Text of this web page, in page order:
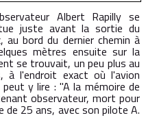
Albert Rapilly se
juste avant la sortie du
au bord du dernier chemin à
mètres ensuite sur la
se trouvait, un peu plus au
à l'endroit exact où l'avion
y lire : "A la mémoire de
observateur, mort pour
de 25 ans, avec son pilote A.